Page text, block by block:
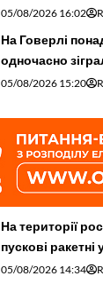
05/08/2026 16:02
На Говерлі
одночасно
05/08/2026 15:20
На території
пускові
05/08/2026 14:34